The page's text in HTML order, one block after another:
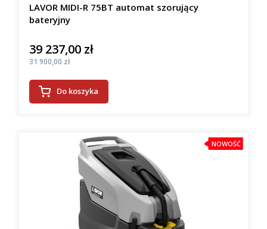
LAVOR MIDI-R 75BT automat szorujący
bateryjny
Cena
39 237,00 zł
Cena
31 900,00 zł
Do koszyka
NOWOŚĆ